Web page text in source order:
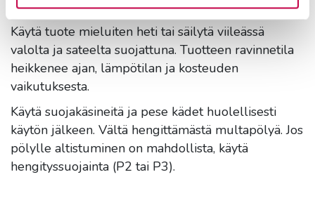
Käytä tuote mieluiten heti tai säilytä viileässä
valolta ja sateelta suojattuna. Tuotteen ravinnetila
heikkenee ajan, lämpötilan ja kosteuden
vaikutuksesta.
Käytä suojakäsineitä ja pese kädet huolellisesti
käytön jälkeen. Vältä hengittämästä multapölyä. Jos
pölylle altistuminen on mahdollista, käytä
hengityssuojainta (P2 tai P3).